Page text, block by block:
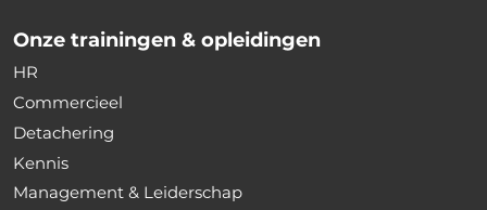
Onze trainingen & opleidingen
HR
Commercieel
Detachering
Kennis
Management & Leiderschap